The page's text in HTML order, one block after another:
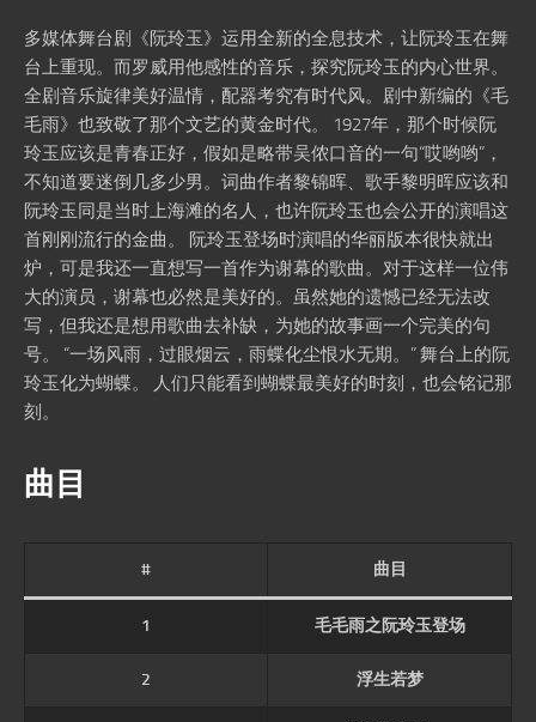
多媒体舞台剧《阮玲玉》运用全新的全息技术，让阮玲玉在舞
台上重现。而罗威用他感性的音乐，探究阮玲玉的内心世界。
全剧音乐旋律美好温情，配器考究有时代风。剧中新编的《毛
毛雨》也致敬了那个文艺的黄金时代。 1927年，那个时候阮
玲玉应该是青春正好，假如是略带吴侬口音的一句“哎哟哟”，
不知道要迷倒几多少男。词曲作者黎锦晖、歌手黎明晖应该和
阮玲玉同是当时上海滩的名人，也许阮玲玉也会公开的演唱这
首刚刚流行的金曲。 阮玲玉登场时演唱的华丽版本很快就出
炉，可是我还一直想写一首作为谢幕的歌曲。对于这样一位伟
大的演员，谢幕也必然是美好的。虽然她的遗憾已经无法改
写，但我还是想用歌曲去补缺，为她的故事画一个完美的句
号。 “一场风雨，过眼烟云，雨蝶化尘恨水无期。” 舞台上的阮
玲玉化为蝴蝶。 人们只能看到蝴蝶最美好的时刻，也会铭记那
刻。
曲目
# 曲目
1 毛毛雨之阮玲玉登场
2 浮生若梦